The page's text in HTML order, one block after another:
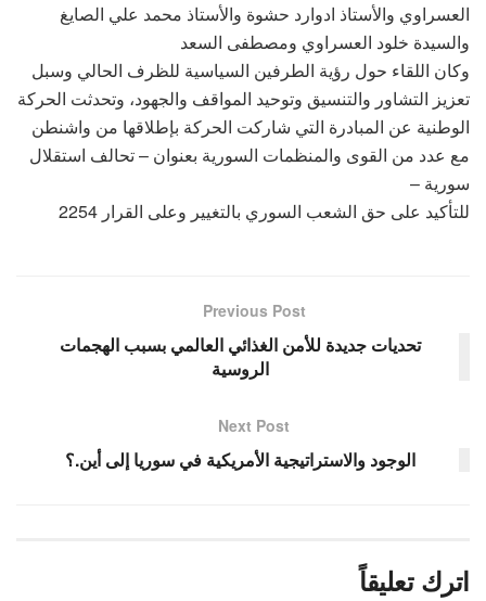
العسراوي والأستاذ ادوارد حشوة والأستاذ محمد علي الصايغ
والسيدة خلود العسراوي ومصطفى السعد
وكان اللقاء حول رؤية الطرفين السياسية للظرف الحالي وسبل
تعزيز التشاور والتنسيق وتوحيد المواقف والجهود، وتحدثت الحركة
الوطنية عن المبادرة التي شاركت الحركة بإطلاقها من واشنطن
مع عدد من القوى والمنظمات السورية بعنوان – تحالف استقلال
سورية –
للتأكيد على حق الشعب السوري بالتغيير وعلى القرار 2254
Previous Post
تحديات جديدة للأمن الغذائي العالمي بسبب الهجمات
الروسية
Next Post
الوجود والاستراتيجية الأمريكية في سوريا إلى أين.؟
اترك تعليقاً